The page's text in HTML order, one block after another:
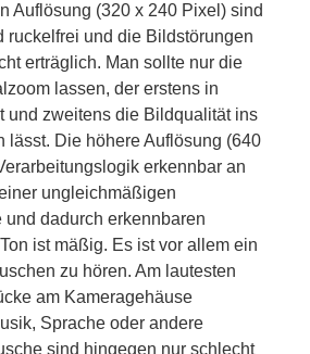
Auflösung (320 x 240 Pixel) sind
ruckelfrei und die Bildstörungen
erträglich. Man sollte nur die
lassen, der erstens in
und zweitens die Bildqualität ins
lässt. Die höhere Auflösung (640
erkennbar an
ungleichmäßigen
und dadurch erkennbaren
ist mäßig. Es ist vor allem ein
zu hören. Am lautesten
am Kameragehäuse
Sprache oder andere
sind hingegen nur schlecht